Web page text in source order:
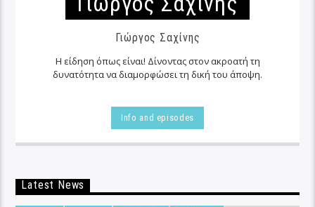
Γιώργος Σαχίνης
Η είδηση όπως είναι! Δίνοντας στον ακροατή τη
δυνατότητα να διαμορφώσει τη δική του άποψη.
Info and episodes
Latest News